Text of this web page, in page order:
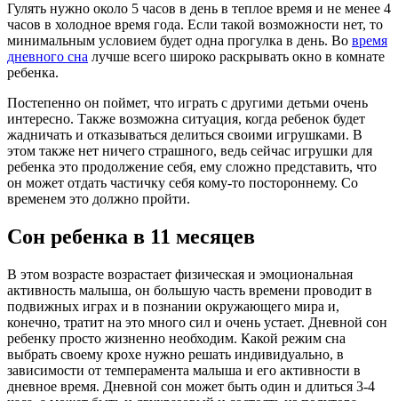
Гулять нужно около 5 часов в день в теплое время и не менее 4
часов в холодное время года. Если такой возможности нет, то
минимальным условием будет одна прогулка в день. Во время
дневного сна лучше всего широко раскрывать окно в комнате
ребенка.
Постепенно он поймет, что играть с другими детьми очень
интересно. Также возможна ситуация, когда ребенок будет
жадничать и отказываться делиться своими игрушками. В
этом также нет ничего страшного, ведь сейчас игрушки для
ребенка это продолжение себя, ему сложно представить, что
он может отдать частичку себя кому-то постороннему. Со
временем это должно пройти.
Сон ребенка в 11 месяцев
В этом возрасте возрастает физическая и эмоциональная
активность малыша, он большую часть времени проводит в
подвижных играх и в познании окружающего мира и,
конечно, тратит на это много сил и очень устает. Дневной сон
ребенку просто жизненно необходим. Какой режим сна
выбрать своему крохе нужно решать индивидуально, в
зависимости от темперамента малыша и его активности в
дневное время. Дневной сон может быть один и длиться 3-4